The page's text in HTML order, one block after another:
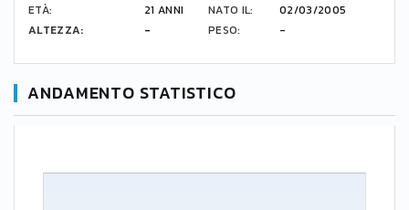
ETÀ:
21 ANNI NATO IL:
02/03/2005
ALTEZZA:
- PESO: -
ANDAMENTO STATISTICO